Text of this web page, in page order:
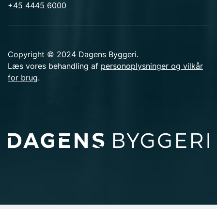
+45 4445 6000
Copyright © 2024 Dagens Byggeri.
Læs vores behandling af personoplysninger og vilkår
for brug.